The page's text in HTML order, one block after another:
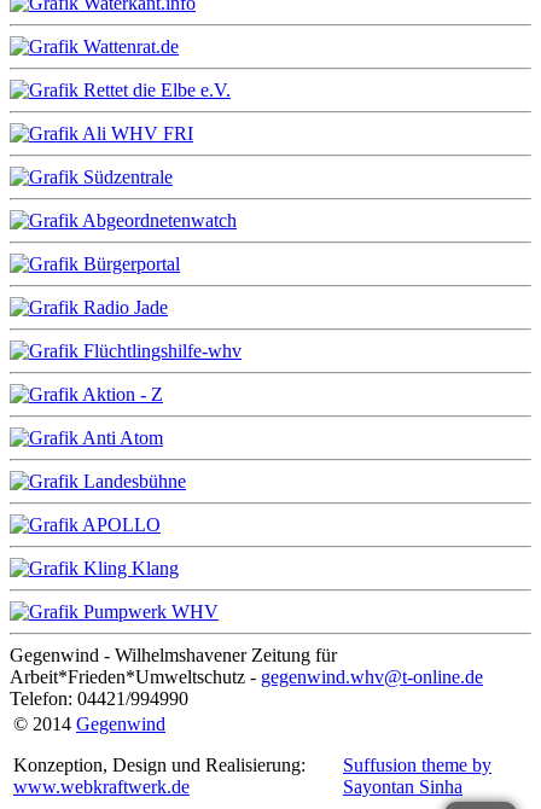
Gegenwind - Wilhelmshavener Zeitung für
Arbeit*Frieden*Umweltschutz - gegenwind.whv@t-online.de
Telefon: 04421/994990
© 2014 Gegenwind
Konzeption, Design und Realisierung:
www.webkraftwerk.de
Suffusion theme by
Sayontan Sinha